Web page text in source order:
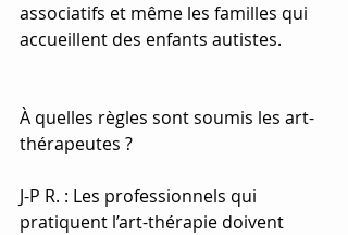
associatifs et même les familles qui
accueillent des enfants autistes.
À quelles règles sont soumis les art-
thérapeutes ?
J-P R. : Les professionnels qui
pratiquent l’art-thérapie doivent